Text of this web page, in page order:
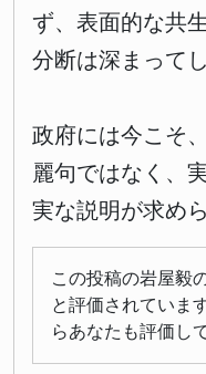
ず、表面的な共
分断は深まってし
政府には今こそ
麗句ではなく、
実な説明が求め
この投稿の岩屋毅
と評価されていま
らあなたも評価し